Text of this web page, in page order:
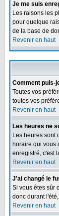
Je me suis
Les raisons les
pour quelque
de la base de
Revenir en haut
Comment puis-
Toutes vos
toutes vos
Revenir en haut
Les heures ne
Les heures sont
horaire qui vous
enregistré, c'est
Revenir en haut
J'ai changé le
Si vous êtes sûr
donc durant
Revenir en haut